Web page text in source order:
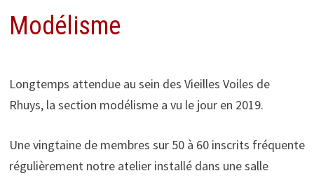
Modélisme
Longtemps attendue au sein des Vieilles Voiles de
Rhuys, la section modélisme a vu le jour en 2019.
Une vingtaine de membres sur 50 à 60 inscrits fréquente
régulièrement notre atelier installé dans une salle